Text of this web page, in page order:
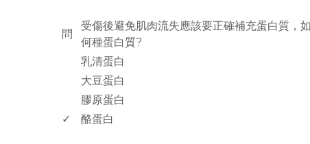
問
受傷後避免肌肉流失應該要正確補充蛋白質，
何種蛋白質?
乳清蛋白
大豆蛋白
膠原蛋白
✓
酪蛋白